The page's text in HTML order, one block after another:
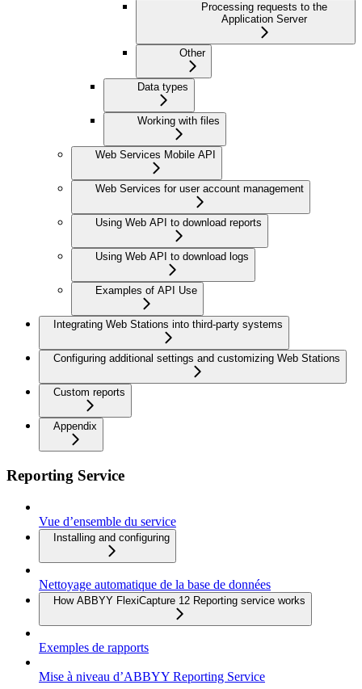
Processing requests to the
Application Server
Other
Data types
Working with files
Web Services Mobile API
Web Services for user account management
Using Web API to download reports
Using Web API to download logs
Examples of API Use
Integrating Web Stations into third-party systems
Configuring additional settings and customizing Web Stations
Custom reports
Appendix
Reporting Service
Vue d’ensemble du service
Installing and configuring
Nettoyage automatique de la base de données
How ABBYY FlexiCapture 12 Reporting service works
Exemples de rapports
Mise à niveau d’ABBYY Reporting Service